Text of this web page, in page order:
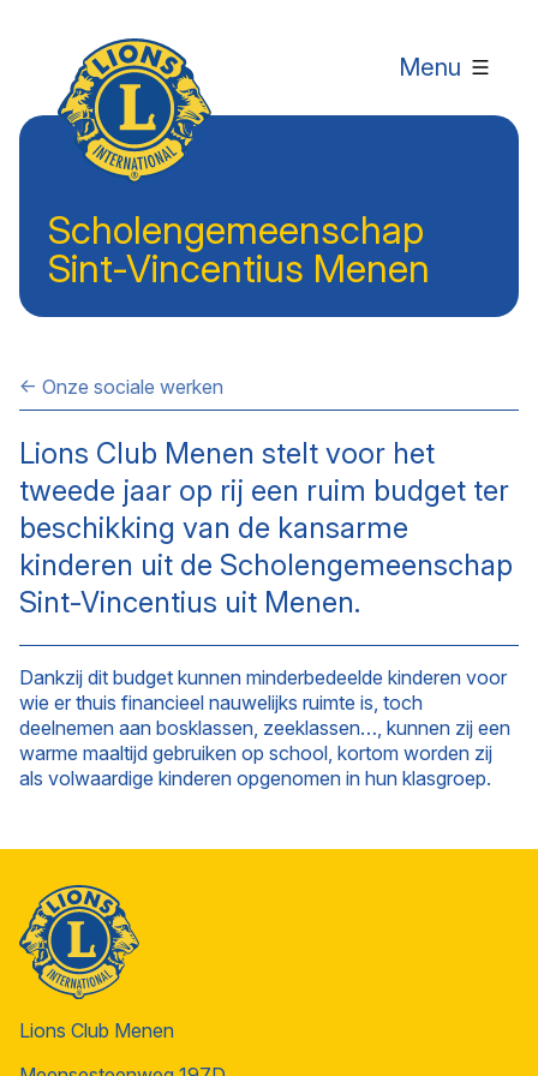
Menu
Scholengemeenschap
Sint-Vincentius Menen
← Onze sociale werken
Lions Club Menen stelt voor het
tweede jaar op rij een ruim budget ter
beschikking van de kansarme
kinderen uit de Scholengemeenschap
Sint-Vincentius uit Menen.
Dankzij dit budget kunnen minderbedeelde kinderen voor
wie er thuis financieel nauwelijks ruimte is, toch
deelnemen aan bosklassen, zeeklassen…, kunnen zij een
warme maaltijd gebruiken op school, kortom worden zij
als volwaardige kinderen opgenomen in hun klasgroep.
Lions Club Menen